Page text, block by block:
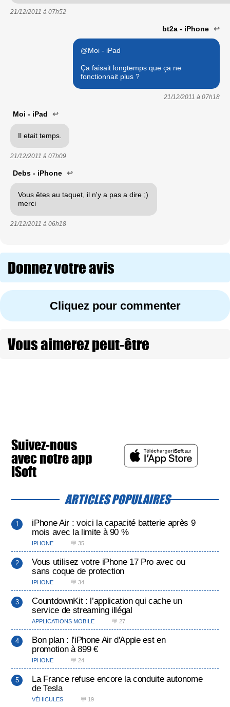
21/12/2011 à 07h52
bt2a - iPhone ↩
@Moi - iPad
Ça faisait longtemps que ça ne
fonctionnait plus ?
21/12/2011 à 07h18
Moi - iPad ↩
Il etait temps.
21/12/2011 à 07h09
Debs - iPhone ↩
Vous êtes au taquet, il n'y a pas a dire ;)
merci
21/12/2011 à 06h18
Donnez votre avis
Cliquez pour commenter
Vous aimerez peut-être
Suivez-nous
avec notre app
iSoft
ARTICLES POPULAIRES
iPhone Air : voici la capacité batterie après 9
mois avec la limite à 90 %
IPHONE 💬 35
Vous utilisez votre iPhone 17 Pro avec ou
sans coque de protection
IPHONE 💬 34
CountdownKit : l’application qui cache un
service de streaming illégal
APPLICATIONS MOBILE 💬 27
Bon plan : l'iPhone Air d'Apple est en
promotion à 899 €
IPHONE 💬 24
La France refuse encore la conduite autonome
de Tesla
VÉHICULES 💬 19